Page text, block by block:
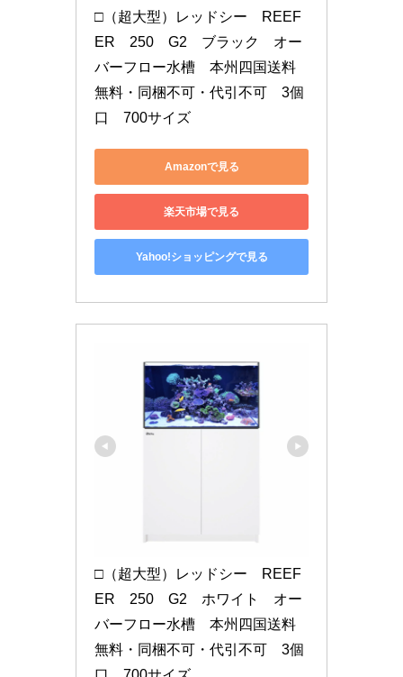
□（超大型）レッドシー　REEF
ER　250　G2　ブラック　オー
バーフロー水槽　本州四国送料
無料・同梱不可・代引不可　3個
口　700サイズ
Amazonで見る
楽天市場で見る
Yahoo!ショッピングで見る
□（超大型）レッドシー　REEF
ER　250　G2　ホワイト　オー
バーフロー水槽　本州四国送料
無料・同梱不可・代引不可　3個